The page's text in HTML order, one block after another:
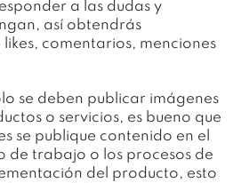
a las dudas y
así obtendrás
comentarios, menciones
se deben publicar imágenes
o servicios, es bueno que
se publique contenido en el
de trabajo o los procesos de
del producto, esto